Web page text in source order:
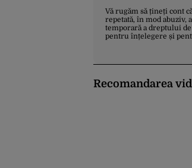
Vă rugăm să țineți cont
repetată, în mod abuziv,
temporară a dreptului
pentru înțelegere și
Recomandarea